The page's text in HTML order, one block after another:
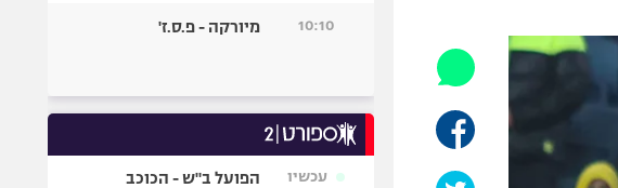
אופניים
כדורמים
פוטבול אמריקאי NFL
בייסבול MLB
10:10 מיורקה - פ.ס.ז'
עכשיו
הפועל ב"ש - הכוכב